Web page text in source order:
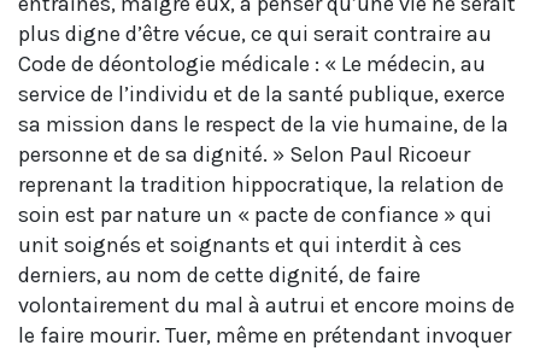
plus digne d’être vécue, ce qui serait contraire au
Code de déontologie médicale : « Le médecin, au
service de l’individu et de la santé publique, exerce
sa mission dans le respect de la vie humaine, de la
personne et de sa dignité. » Selon Paul Ricoeur
reprenant la tradition hippocratique, la relation de
soin est par nature un « pacte de confiance » qui
unit soignés et soignants et qui interdit à ces
derniers, au nom de cette dignité, de faire
volontairement du mal à autrui et encore moins de
le faire mourir. Tuer, même en prétendant invoquer